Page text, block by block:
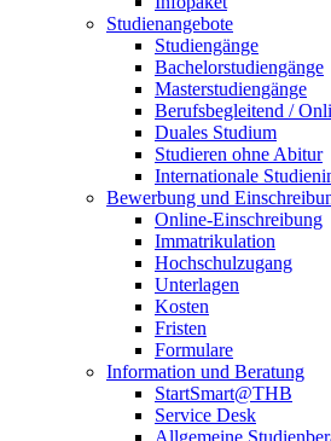
Studienangebote
Studiengänge
Bachelorstudiengänge
Masterstudiengänge
Berufsbegleitend /
Duales Studium
Studieren ohne Abitur
Internationale
Bewerbung und
Online-Einschreibung
Immatrikulation
Hochschulzugang
Unterlagen
Kosten
Fristen
Formulare
Information und Beratung
StartSmart@THB
Service Desk
Allgemeine